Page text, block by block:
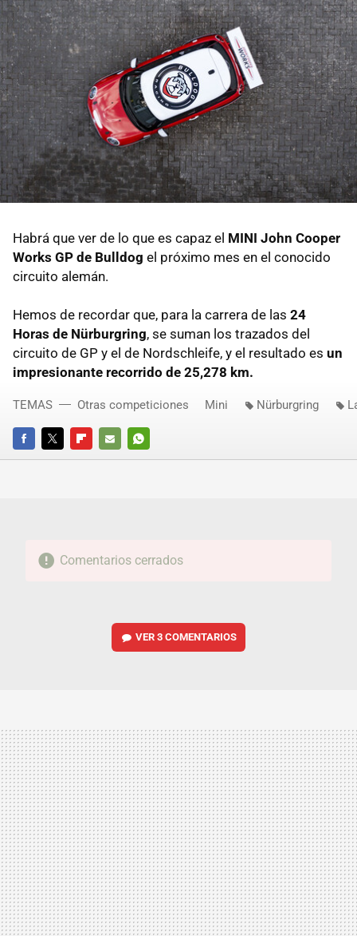
Habrá que ver de lo que es capaz el MINI John Cooper
Works GP de Bulldog el próximo mes en el conocido
circuito alemán.
Hemos de recordar que, para la carrera de las 24
Horas de Nürburgring, se suman los trazados del
circuito de GP y el de Nordschleife, y el resultado es un
impresionante recorrido de 25,278 km.
FACEBOOKTWITTERFLIPBOARD
E-
WHATSAPP
TEMAS Otras competiciones Mini Nürburgring
Comentarios cerrados
VER3 COMENTARIOS